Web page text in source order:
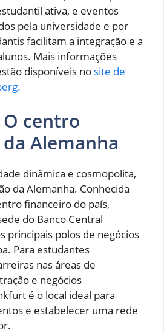
ativa, e eventos
pela universidade e por
facilitam a integração e a
Mais informações
disponíveis no site de
centro
Alemanha
dinâmica e cosmopolita,
da Alemanha. Conhecida
financeiro do país,
do Banco Central
principais polos de negócios
Para estudantes
nas áreas de
e negócios
é o local ideal para
e estabelecer uma rede